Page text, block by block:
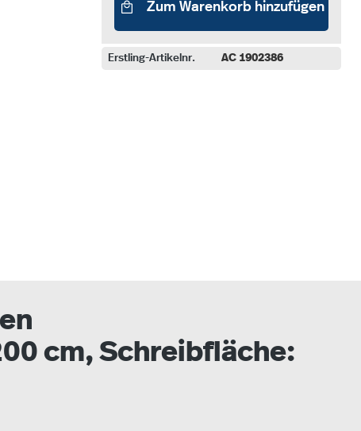
Zum Warenkorb hinzufügen
Erstling-Artikelnr. AC 1902386
cm, Schreibfläche: